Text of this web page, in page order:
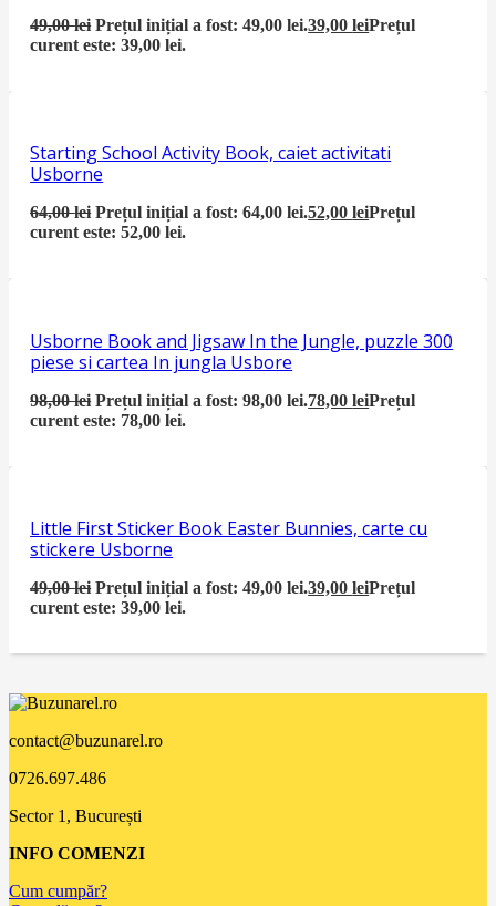
49,00lei Prețul inițial a fost: 49,00 lei.39,00leiPrețul
curent este: 39,00 lei.
Starting School Activity Book, caiet activitati
Usborne
64,00lei Prețul inițial a fost: 64,00 lei.52,00leiPrețul
curent este: 52,00 lei.
Usborne Book and Jigsaw In the Jungle, puzzle 300
piese si cartea In jungla Usbore
98,00lei Prețul inițial a fost: 98,00 lei.78,00leiPrețul
curent este: 78,00 lei.
Little First Sticker Book Easter Bunnies, carte cu
stickere Usborne
49,00lei Prețul inițial a fost: 49,00 lei.39,00leiPrețul
curent este: 39,00 lei.
contact@buzunarel.ro
0726.697.486
Sector 1, București
INFO COMENZI
Cum cumpăr?